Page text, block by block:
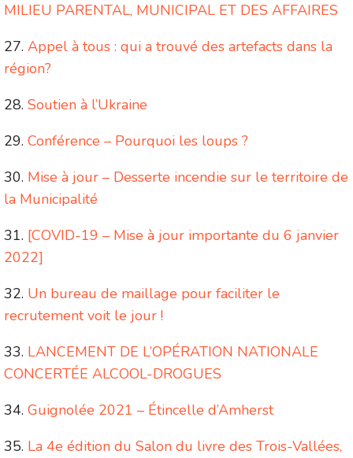
MILIEU PARENTAL, MUNICIPAL ET DES AFFAIRES
Appel à tous : qui a trouvé des artefacts dans la
région?
Soutien à l’Ukraine
Conférence – Pourquoi les loups ?
Mise à jour – Desserte incendie sur le territoire de
la Municipalité
[COVID-19 – Mise à jour importante du 6 janvier
2022]
Un bureau de maillage pour faciliter le
recrutement voit le jour !
LANCEMENT DE L’OPÉRATION NATIONALE
CONCERTÉE ALCOOL-DROGUES
Guignolée 2021 – Étincelle d’Amherst
La 4e édition du Salon du livre des Trois-Vallées,